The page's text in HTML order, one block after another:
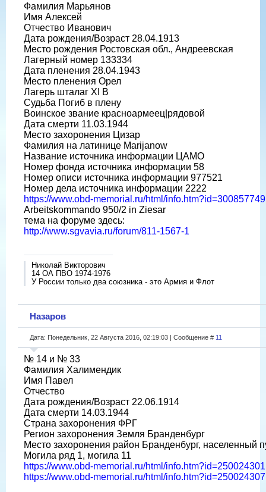
Фамилия Марьянов
Имя Алексей
Отчество Иванович
Дата рождения/Возраст 28.04.1913
Место рождения Ростовская обл., Андреевская
Лагерный номер 133334
Дата пленения 28.04.1943
Место пленения Орел
Лагерь шталаг XI B
Судьба Погиб в плену
Воинское звание красноармеец|рядовой
Дата смерти 11.03.1944
Место захоронения Цизар
Фамилия на латинице Marijanow
Название источника информации ЦАМО
Номер фонда источника информации 58
Номер описи источника информации 977521
Номер дела источника информации 2222
https://www.obd-memorial.ru/html/info.htm?id=300857749
Arbeitskommando 950/2 in Ziesar
тема на форуме здесь:
http://www.sgvavia.ru/forum/811-1567-1
Николай Викторович
14 ОА ПВО 1974-1976
У России только два союзника - это Армия и Флот
Назаров
Дата: Понедельник, 22 Августа 2016, 02:19:03 | Сообщение # 11
№ 14 и № 33
Фамилия Халимендик
Имя Павел
Отчество
Дата рождения/Возраст 22.06.1914
Дата смерти 14.03.1944
Страна захоронения ФРГ
Регион захоронения Земля Бранденбург
Место захоронения район Бранденбург, населенный
Могила ряд 1, могила 11
https://www.obd-memorial.ru/html/info.htm?id=250024301
https://www.obd-memorial.ru/html/info.htm?id=250024307